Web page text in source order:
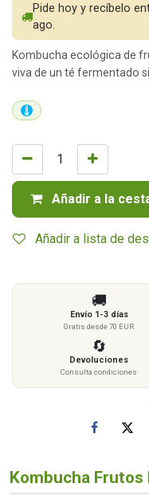
Añadir a la
Añadir a lista de
Pide hoy y recíbelo
ago.
Kombucha ecológica de
viva de un té fermentado
🚚
Envío 1-3 días
Gratis desde 70 EUR
🔄
Devoluciones
Consulta condiciones
Kombucha